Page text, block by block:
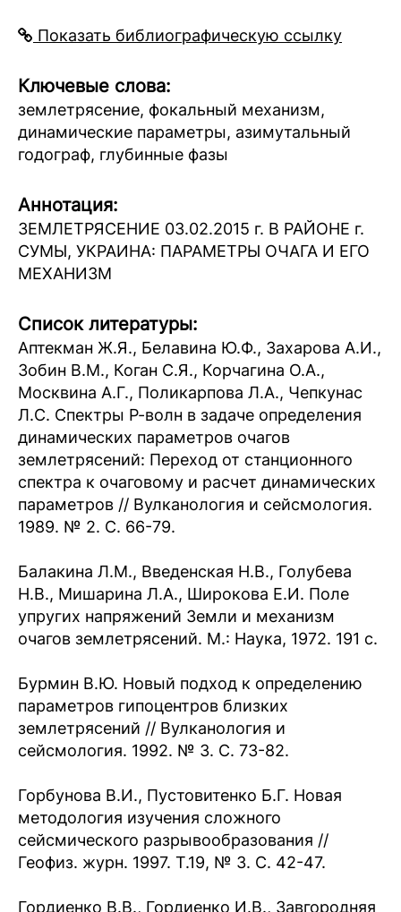
Показать библиографическую ссылку
Ключевые слова:
землетрясение, фокальный механизм,
динамические параметры, азимутальный
годограф, глубинные фазы
Аннотация:
ЗЕМЛЕТРЯСЕНИЕ 03.02.2015 г. В РАЙОНЕ г.
СУМЫ, УКРАИНА: ПАРАМЕТРЫ ОЧАГА И ЕГО
МЕХАНИЗМ
Список литературы:
Аптекман Ж.Я., Белавина Ю.Ф., Захарова А.И.,
Зобин В.М., Коган С.Я., Корчагина О.А.,
Москвина А.Г., Поликарпова Л.А., Чепкунас
Л.С. Спектры Р-волн в задаче определения
динамических параметров очагов
землетрясений: Переход от станционного
спектра к очаговому и расчет динамических
параметров // Вулканология и сейсмология.
1989. № 2. С. 66-79.
Балакина Л.М., Введенская Н.В., Голубева
Н.В., Мишарина Л.А., Широкова Е.И. Поле
упругих напряжений Земли и механизм
очагов землетрясений. М.: Наука, 1972. 191 с.
Бурмин В.Ю. Новый подход к определению
параметров гипоцентров близких
землетрясений // Вулканология и
сейсмология. 1992. № 3. C. 73-82.
Горбунова В.И., Пустовитенко Б.Г. Новая
методология изучения сложного
сейсмического разрывообразования //
Геофиз. журн. 1997. Т.19, № 3. С. 42-47.
Гордиенко В.В., Гордиенко И.В., Завгородняя